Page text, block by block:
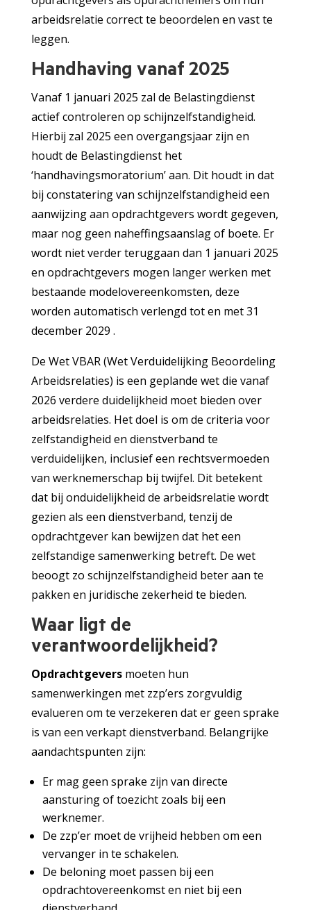
arbeidsrelatie correct te beoordelen en vast te
leggen.
Handhaving vanaf 2025
Vanaf 1 januari 2025 zal de Belastingdienst
actief controleren op schijnzelfstandigheid.
Hierbij zal 2025 een overgangsjaar zijn en
houdt de Belastingdienst het
‘handhavingsmoratorium’ aan. Dit houdt in dat
bij constatering van schijnzelfstandigheid een
aanwijzing aan opdrachtgevers wordt gegeven,
maar nog geen naheffingsaanslag of boete. Er
wordt niet verder teruggaan dan 1 januari 2025
en opdrachtgevers mogen langer werken met
bestaande modelovereenkomsten, deze
worden automatisch verlengd tot en met 31
december 2029 .
De Wet VBAR (Wet Verduidelijking Beoordeling
Arbeidsrelaties) is een geplande wet die vanaf
2026 verdere duidelijkheid moet bieden over
arbeidsrelaties. Het doel is om de criteria voor
zelfstandigheid en dienstverband te
verduidelijken, inclusief een rechtsvermoeden
van werknemerschap bij twijfel. Dit betekent
dat bij onduidelijkheid de arbeidsrelatie wordt
gezien als een dienstverband, tenzij de
opdrachtgever kan bewijzen dat het een
zelfstandige samenwerking betreft. De wet
beoogt zo schijnzelfstandigheid beter aan te
pakken en juridische zekerheid te bieden.
Waar ligt de
verantwoordelijkheid?
Opdrachtgeversmoeten hun
samenwerkingen met zzp’ers zorgvuldig
evalueren om te verzekeren dat er geen sprake
is van een verkapt dienstverband. Belangrijke
aandachtspunten zijn:
Er mag geen sprake zijn van directe
aansturing of toezicht zoals bij een
werknemer.
De zzp’er moet de vrijheid hebben om een
vervanger in te schakelen.
De beloning moet passen bij een
opdrachtovereenkomst en niet bij een